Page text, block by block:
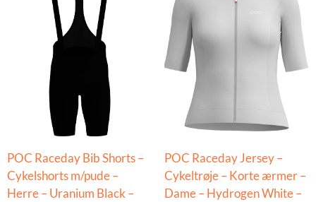
POC Raceday Bib Shorts –
Cykelshorts m/pude –
Herre – Uranium Black –
POC Raceday Jersey –
Cykeltrøje – Korte ærmer –
Dame – Hydrogen White –